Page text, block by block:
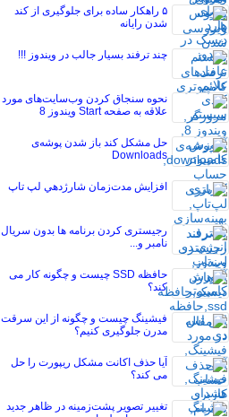
۵ راهکار ساده برای جلوگیری از کند
شدن رایانه‌
چند ترفند بسيار جالب در ويندوز !!!
نحوه سنجاق کردن وب‌سایت‌های مورد
علاقه به صفحه Start ویندوز 8
حل مشکل کند باز شدن پوشه‌ی
Downloads
افزايش مدت‌زمان شارژدهي لپ تاپ
رجیستری کردن برنامه ها بدون سریال
نامبر و...
حافظه SSD چیست و چگونه کار می
کند؟
فیشینگ چیست و چگونه از این سرقت
مدرن جلوگیری کنیم؟
آیا حذف اکانت مشکل ریپورت را حل
می کند؟
تغییر تصویر پشت‌زمینه در ظاهر جدید